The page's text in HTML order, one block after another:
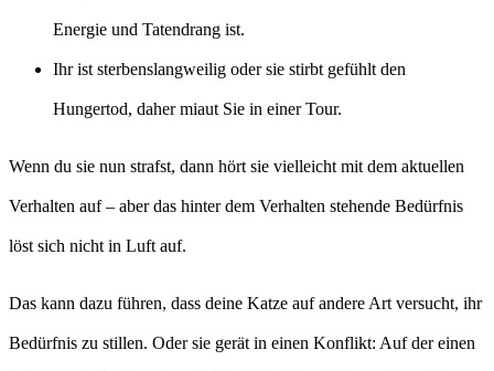
Energie und Tatendrang ist.
Ihr ist sterbenslangweilig oder sie stirbt gefühlt den
Hungertod, daher miaut Sie in einer Tour.
Wenn du sie nun strafst, dann hört sie vielleicht mit dem aktuellen
Verhalten auf – aber das hinter dem Verhalten stehende Bedürfnis
löst sich nicht in Luft auf.
Das kann dazu führen, dass deine Katze auf andere Art versucht, ihr
Bedürfnis zu stillen. Oder sie gerät in einen Konflikt: Auf der einen